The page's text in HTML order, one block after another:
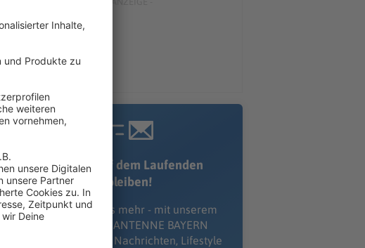
Immer auf dem Laufenden
bleiben!
Verpass' nichts mehr - mit unserem
kostenlosen ANTENNE BAYERN
Newsletter. Ob Nachrichten, Lifestyle